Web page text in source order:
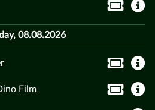
08.08.2026
Film